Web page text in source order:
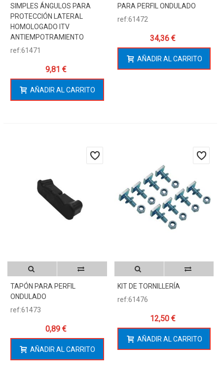
SIMPLES ÁNGULOS PARA
PROTECCIÓN LATERAL
HOMOLOGADO ITV
ANTIEMPOTRAMIENTO
ref:61471
9,81 €
AÑADIR AL CARRITO
PARA PERFIL ONDULADO
ref:61472
34,36 €
AÑADIR AL CARRITO
TAPÓN PARA PERFIL
ONDULADO
ref:61473
0,89 €
AÑADIR AL CARRITO
KIT DE TORNILLERÍA
ref:61476
12,50 €
AÑADIR AL CARRITO